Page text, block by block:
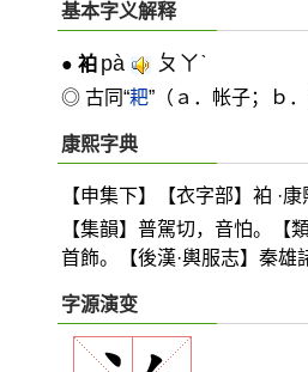
基本字义解释
● 袙 pà ㄆㄚˋ
◎ 古同“耙”（ａ．帐子；ｂ
康熙字典
【申集下】【衣字部】袙 ·
【集韻】普駕切，音怕。
首飾。【後漢·輿服志】秦雄
字源演变